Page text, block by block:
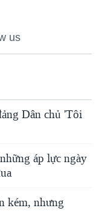
us
Dân chủ 'Tôi
áp lực ngày
kém, nhưng